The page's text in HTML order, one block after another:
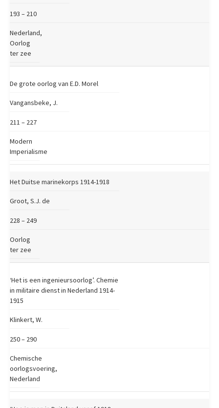
193 – 210
Nederland,
Oorlog
ter zee
De grote oorlog van E.D. Morel
Vangansbeke, J.
211 – 227
Modern
Imperialisme
Het Duitse marinekorps 1914-1918
Groot, S.J. de
228 – 249
Oorlog
ter zee
‘Het is een ingenieursoorlog’. Chemie
in militaire dienst in Nederland 1914-
1915
Klinkert, W.
250 – 290
Chemische
oorlogsvoering,
Nederland